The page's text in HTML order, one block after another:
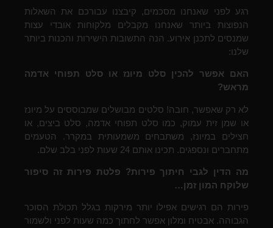
רגע לפני שאנחנו מסכמים, קיבצנו עבורכם את השאלות
הנפוצות ביותר שאנחנו מקבלים מלקוחות אובדי עצות
שמנסים לתכנן אירוע. הנה התשובות הישירות והכנות ביותר
שלנו:
האם אפשר להכין סלט מיונז או סלט תפוחי אדמה
מראש?
לא רק שאפשר, חובה! סלטים מבושלים שמבוססים על מיונז
או שמן זית עמוק, כמו סלט תפוחי אדמה, סלט ביצים, או
חצילים במיונז, משתבחים משמעותית במקרר. הטעמים
מתחברים ונספגים. תכינו אותם 24 שעות לפני בלב שלם.
מה הדין לגבי חיתוך פירות? פלטת פירות זה סיפור
שלוקח המון זמן…
פירות הם רגישים אפילו יותר מירקות בגלל תכולת הסוכר
הגבוהה. אבטיח ומלון אפשר לחתוך כמה שעות לפני ולשמור